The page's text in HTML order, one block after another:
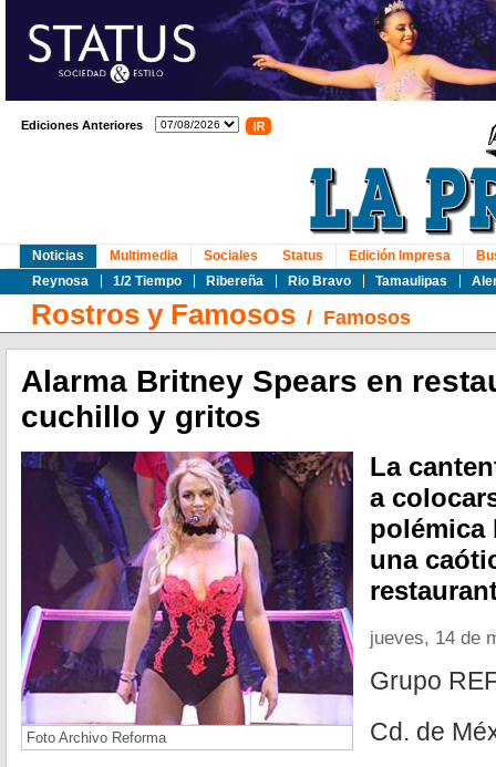
Ediciones Anteriores
Noticias
Reynosa
1/2 Tiempo Ribereña Rio Bravo Tamaulipas
Multimedia Sociales Status Edición Impresa
Rostros y Famosos / Famosos
Alarma Britney Spears en
cuchillo y gritos
Foto Archivo Reforma
La
a
polémica
una
jueves, 14 de
Grupo
Cd. de